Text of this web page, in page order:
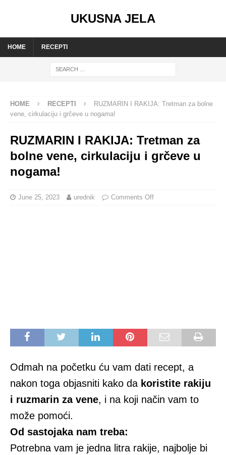
UKUSNA JELA
HOME RECEPTI
HOME RECEPTI
RUZMARIN I RAKIJA: Tretman za bolne
vene, cirkulaciju i grčeve u nogama!
RUZMARIN I RAKIJA: Tretman za
bolne vene, cirkulaciju i grčeve u
nogama!
June 25, 2023 urednik Comments Off
Odmah na početku ću vam dati recept, a
nakon toga objasniti kako da koristite rakiju
i ruzmarin za vene, i na koji način vam to
može pomoći.
Od sastojaka nam treba:
Potrebna vam je jedna litra rakije, najbolje bi